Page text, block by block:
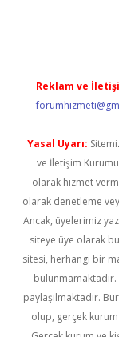
Reklam ve
Yasal Uyarı:
ve İletişim Kurumu
olarak hizmet
olarak denetleme
Ancak, üyelerimiz
siteye üye olarak
sitesi, herhangi bir
bulunmamaktadır.
paylaşılmaktadır.
olup, gerçek kurum